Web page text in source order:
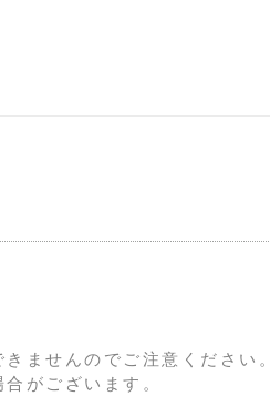
ませんのでご注意ください。
がございます。